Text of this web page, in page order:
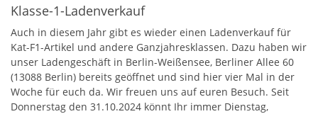
Klasse-1-Ladenverkauf
Auch in diesem Jahr gibt es wieder einen Ladenverkauf für
Kat-F1-Artikel und andere Ganzjahresklassen. Dazu haben wir
unser Ladengeschäft in Berlin-Weißensee, Berliner Allee 60
(13088 Berlin) bereits geöffnet und sind hier vier Mal in der
Woche für euch da. Wir freuen uns auf euren Besuch. Seit
Donnerstag den 31.10.2024 könnt Ihr immer Dienstag,